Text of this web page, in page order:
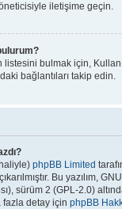
iletişime geçin.
bulmak için,
bağlantıları takip edin.
phpBB Limited
Bu yazılım,
sürüm 2 (GPL-2.0)
fazla detay için phpBB